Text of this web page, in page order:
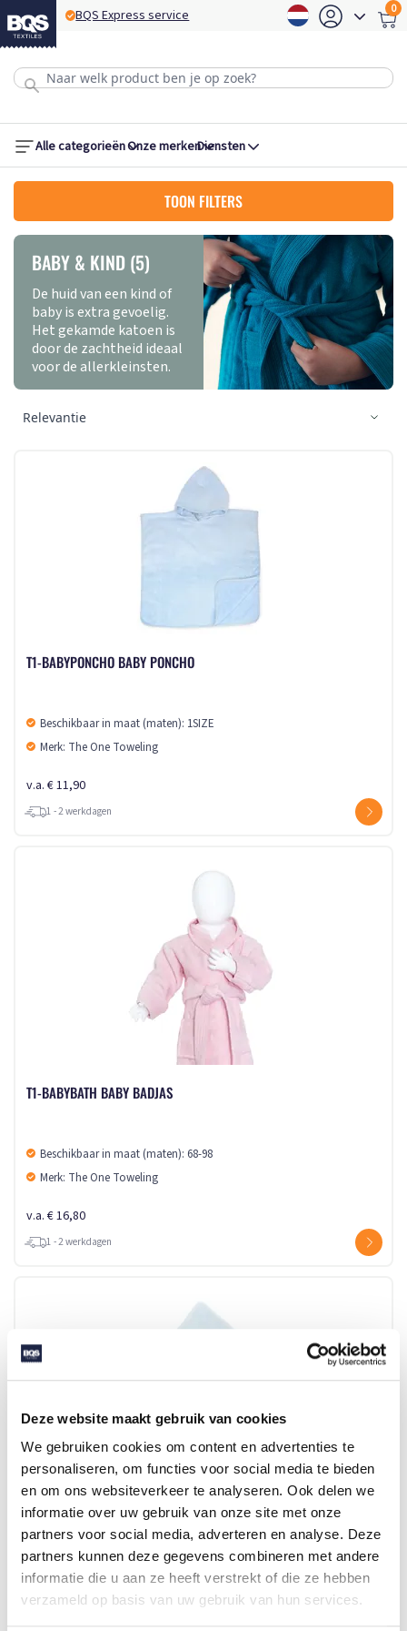
Deze website maakt gebruik van cookies
We gebruiken cookies om content en advertenties te
personaliseren, om functies voor social media te bieden
en om ons websiteverkeer te analyseren. Ook delen we
informatie over uw gebruik van onze site met onze
partners voor social media, adverteren en analyse. Deze
partners kunnen deze gegevens combineren met andere
informatie die u aan ze heeft verstrekt of die ze hebben
verzameld op basis van uw gebruik van hun services.
BQS Express service 0
Alle categorieënOnze merkenDiensten
TOON FILTERS
BABY & KIND (5)
De huid van een kind of
baby is extra gevoelig.
Het gekamde katoen is
door de zachtheid ideaal
voor de allerkleinsten.
T1-BABYPONCHO BABY PONCHO
Beschikbaar in maat (maten): 1SIZE
Merk: The One Toweling
v.a. € 11,90
1 - 2 werkdagen
T1-BABYBATH BABY BADJAS
Beschikbaar in maat (maten): 68-98
Merk: The One Toweling
v.a. € 16,80
1 - 2 werkdagen
T1-BABYT BABY CAPE
Beschikbaar in maat (maten): 1SIZE
Merk: The One Toweling